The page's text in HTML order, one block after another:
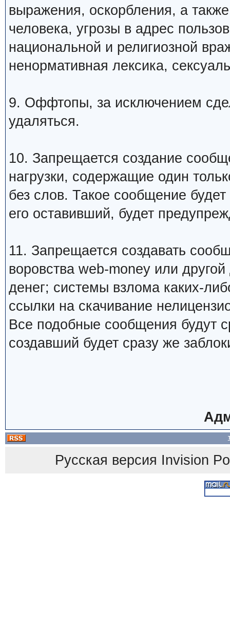
выражения, оскорбления, а
человека, угрозы в адрес
национальной и религиозной
ненормативная лексика,
9. Оффтопы, за исключением
удаляться.
10. Запрещается создание
нагрузки, содержащие один
без слов. Такое сообщение
его оставивший, будет
11. Запрещается создавать
воровства web-money или
денег; системы взлома каких-
ссылки на скачивание
Все подобные сообщения будут
создавший будет сразу же
Русская версия Invision